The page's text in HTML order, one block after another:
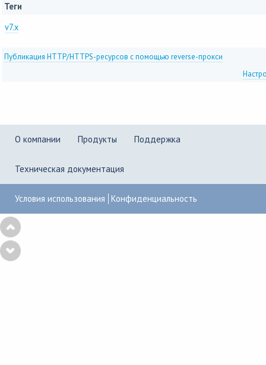
Теги
v7.x
Публикация HTTP/HTTPS-ресурсов с помощью reverse-прокси
О компании Продукты Поддержка
Техническая документация
Условия использования Конфиденциальность